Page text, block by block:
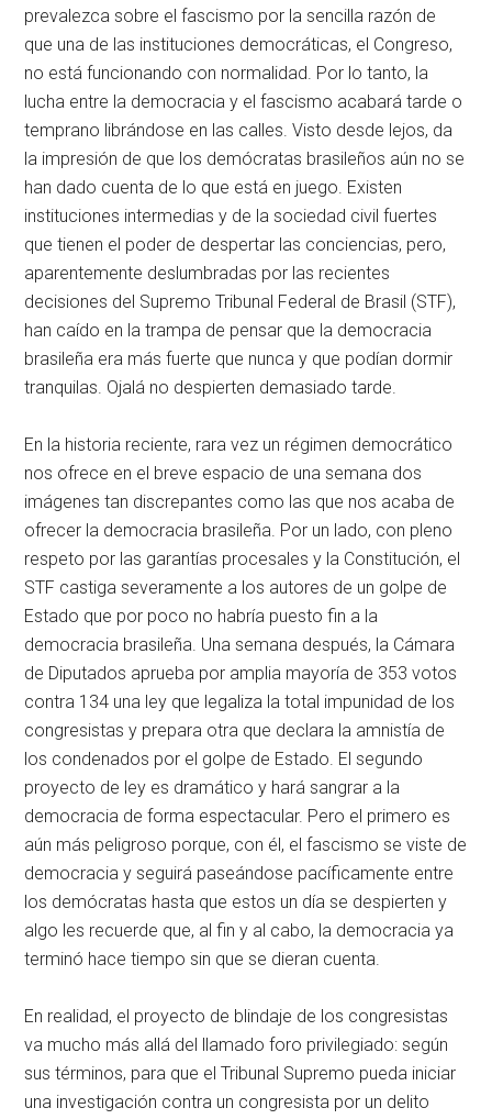
prevalezca sobre el fascismo por la sencilla razón de
que una de las instituciones democráticas, el Congreso,
no está funcionando con normalidad. Por lo tanto, la
lucha entre la democracia y el fascismo acabará tarde o
temprano librándose en las calles. Visto desde lejos, da
la impresión de que los demócratas brasileños aún no se
han dado cuenta de lo que está en juego. Existen
instituciones intermedias y de la sociedad civil fuertes
que tienen el poder de despertar las conciencias, pero,
aparentemente deslumbradas por las recientes
decisiones del Supremo Tribunal Federal de Brasil (STF),
han caído en la trampa de pensar que la democracia
brasileña era más fuerte que nunca y que podían dormir
tranquilas. Ojalá no despierten demasiado tarde.
En la historia reciente, rara vez un régimen democrático
nos ofrece en el breve espacio de una semana dos
imágenes tan discrepantes como las que nos acaba de
ofrecer la democracia brasileña. Por un lado, con pleno
respeto por las garantías procesales y la Constitución, el
STF castiga severamente a los autores de un golpe de
Estado que por poco no habría puesto fin a la
democracia brasileña. Una semana después, la Cámara
de Diputados aprueba por amplia mayoría de 353 votos
contra 134 una ley que legaliza la total impunidad de los
congresistas y prepara otra que declara la amnistía de
los condenados por el golpe de Estado. El segundo
proyecto de ley es dramático y hará sangrar a la
democracia de forma espectacular. Pero el primero es
aún más peligroso porque, con él, el fascismo se viste de
democracia y seguirá paseándose pacíficamente entre
los demócratas hasta que estos un día se despierten y
algo les recuerde que, al fin y al cabo, la democracia ya
terminó hace tiempo sin que se dieran cuenta.
En realidad, el proyecto de blindaje de los congresistas
va mucho más allá del llamado foro privilegiado: según
sus términos, para que el Tribunal Supremo pueda iniciar
una investigación contra un congresista por un delito